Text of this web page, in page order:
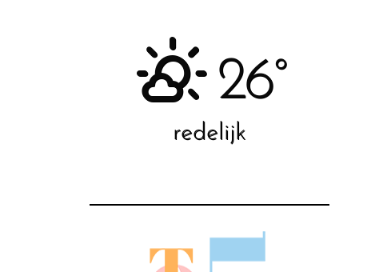
26°
redelijk